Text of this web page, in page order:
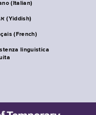
(Italian)
אידיש (Yiddish)
(French)
linguistica